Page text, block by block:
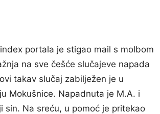
portala je stigao mail s molbom
na sve češće slučajeve napada
takav slučaj zabilježen je u
Mokušnice. Napadnuta je M.A. i
sin. Na sreću, u pomoć je pritekao